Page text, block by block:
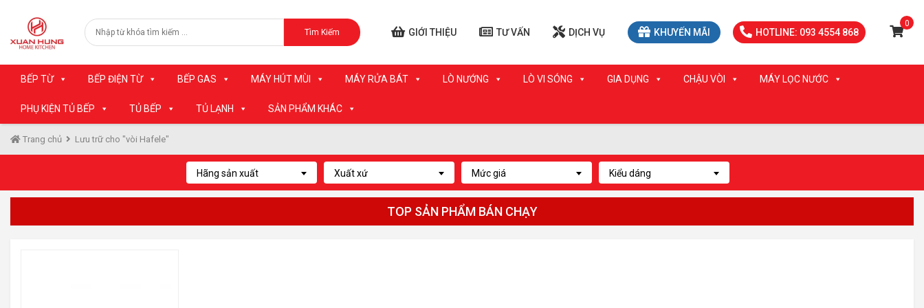
Tìm Kiếm GIỚI THIỆU TƯ VẤN DỊCH VỤ KHUYẾN MÃI HOTLINE: 093 4554 868
0
BẾP TỪ BẾP ĐIỆN TỪ BẾP GAS MÁY HÚT MÙI MÁY RỬA BÁT LÒ NƯỚNG LÒ VI SÓNG GIA DỤNG CHẬU VÒI MÁY LỌC NƯỚC
PHỤ KIỆN TỦ BẾP TỦ BẾP TỦ LẠNH SẢN PHẨM KHÁC
Trang chủ Lưu trữ cho "vòi Hafele"
Hãng sản xuất Xuất xứ Mức giá Kiểu dáng
TOP SẢN PHẨM BÁN CHẠY